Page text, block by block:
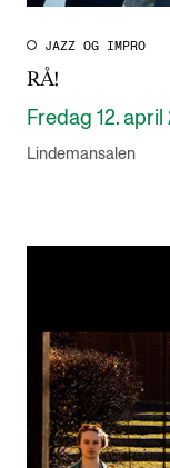
JAZZ OG IMPRO
RÅ!
Fredag 12. april
Lindemansalen